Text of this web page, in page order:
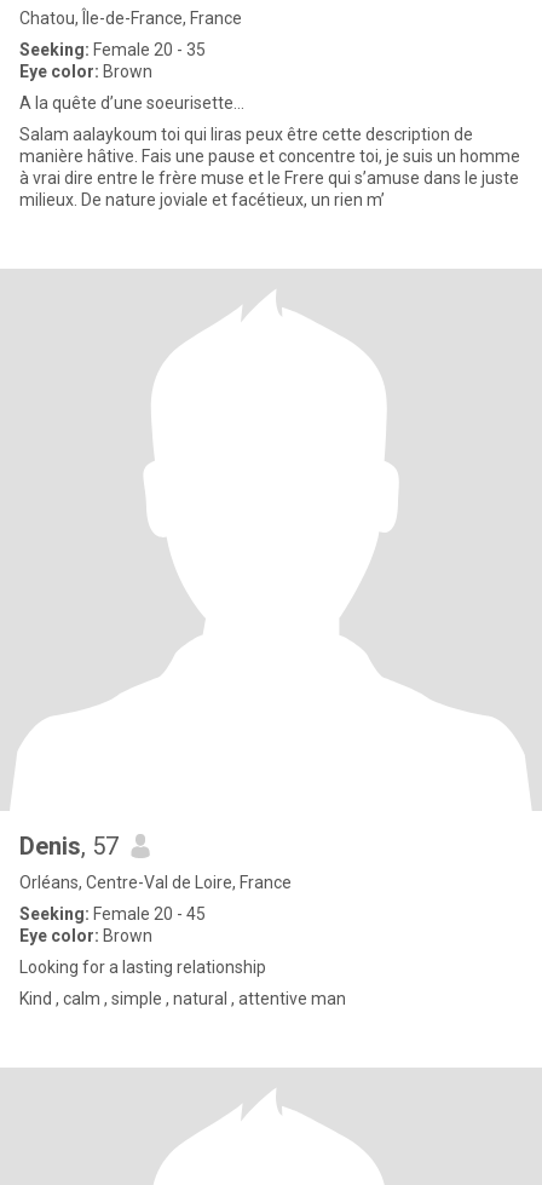
Chatou, Île-de-France, France
Seeking: Female 20 - 35
Eye color: Brown
A la quête d’une soeurisette…
Salam aalaykoum toi qui liras peux être cette description de
manière hâtive. Fais une pause et concentre toi, je suis un homme
à vrai dire entre le frère muse et le Frere qui s’amuse dans le juste
milieux. De nature joviale et facétieux, un rien m’
Denis, 57
Orléans, Centre-Val de Loire, France
Seeking: Female 20 - 45
Eye color: Brown
Looking for a lasting relationship
Kind , calm , simple , natural , attentive man